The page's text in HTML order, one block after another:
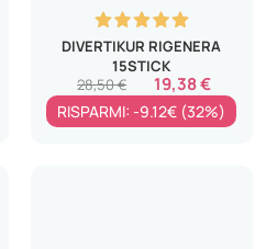
DIVERTIKUR RIGENERA
15STICK
19,38 €
28,50 €
RISPARMI: -9.12€ (32%)